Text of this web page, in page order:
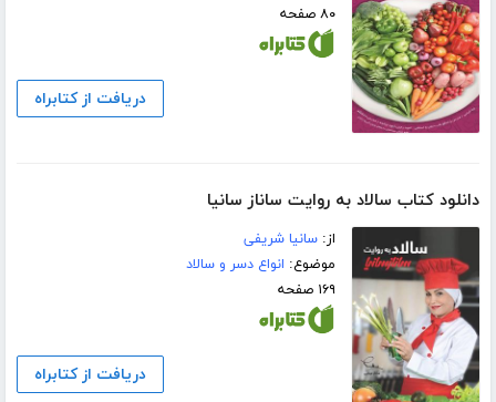
۸۰ صفحه
دریافت از کتابراه
دانلود کتاب سالاد به روایت ساناز سانیا
از:سانیا شریفی
موضوع: انواع دسر و سالاد
۱۶۹ صفحه
دریافت از کتابراه